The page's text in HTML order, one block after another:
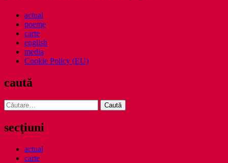
actual
poeme
carte
english
media
Cookie Policy (EU)
caută
Caută
după:
secţiuni
actual
carte